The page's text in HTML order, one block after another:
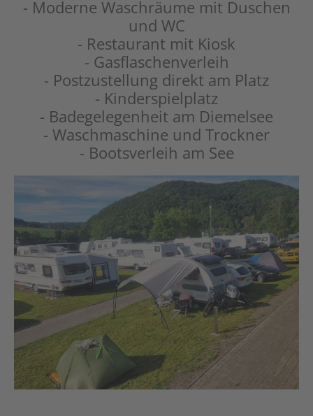
- Moderne Waschräume mit Duschen
und WC
- Restaurant mit Kiosk
- Gasflaschenverleih
- Postzustellung direkt am Platz
- Kinderspielplatz
- Badegelegenheit am Diemelsee
- Waschmaschine und Trockner
- Bootsverleih am See